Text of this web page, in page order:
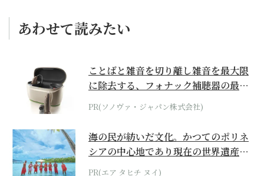
あわせて読みたい
ことばと雑音を切り離し雑音を最大限
に除去する、フォナック補聴器の最上
位モデル
PR(ソノヴァ・ジャパン株式会社)
海の民が紡いだ文化。かつてのポリネ
シアの中心地であり現在の世界遺産か
らみえてくる...
PR(エア タヒチ ヌイ)